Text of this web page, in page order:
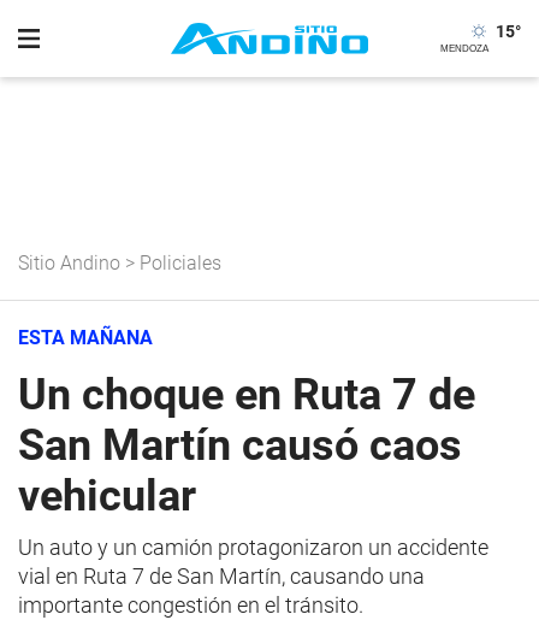
15°
Sitio Andino > Policiales
ESTA MAÑANA
Un choque en Ruta 7 de
San Martín causó caos
vehicular
Un auto y un camión protagonizaron un accidente
vial en Ruta 7 de San Martín, causando una
importante congestión en el tránsito.